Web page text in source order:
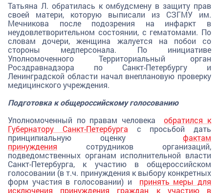
Татьяна Л. обратилась к омбудсмену в защиту прав
своей матери, которую выписали из СЗГМУ им.
Мечникова после подозрения на инфаркт в
неудовлетворительном состоянии, с гематомами. По
словам дочери, женщина жалуется на побои со
стороны медперсонала. По инициативе
Уполномоченного Территориальный орган
Росздравнадзора по Санкт-Петербургу и
Ленинградской области начал внеплановую проверку
медицинского учреждения.
Подготовка к общероссийскому голосованию
Уполномоченный по правам человекаобратился к
Губернатору Санкт-Петербурга с просьбой дать
принципиальную оценку фактам
принуждения сотрудников организаций,
подведомственных органам исполнительной власти
Санкт-Петербурга, к участию в общероссийском
голосовании (в т.ч. принуждения к выбору конкретных
форм участия в голосовании) и принять меры для
исключения принуждения граждан к участию в